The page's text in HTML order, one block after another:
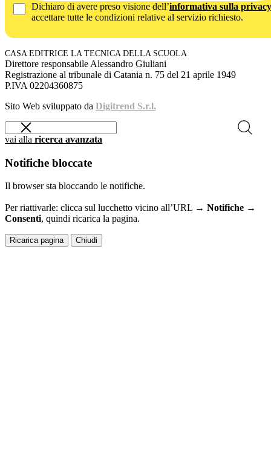
Dichiaro di avere preso visione dell’informativa sulla privacy
accettare tutte le condizioni relative al servizio richiesto.
CASA EDITRICE LA TECNICA DELLA SCUOLA
Direttore responsabile Alessandro Giuliani
Registrazione al tribunale di Catania n. 75 del 21 aprile 1949
P.IVA 02204360875
Sito Web sviluppato da Digitrend S.r.l.
vai alla ricerca avanzata
Notifiche bloccate
Il browser sta bloccando le notifiche.
Per riattivarle: clicca sul lucchetto vicino all’URL → Notifiche →
Consenti, quindi ricarica la pagina.
Ricarica pagina Chiudi